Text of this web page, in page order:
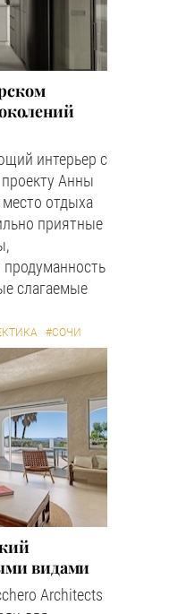
интерьер с
Анны
отдыха
приятные
слагаемые
#СОЧИ
видами
Architects